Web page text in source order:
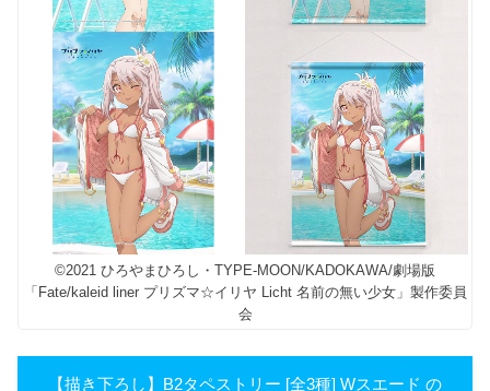
©2021 ひろやまひろし・TYPE-MOON/KADOKAWA/劇場版
「Fate/kaleid liner プリズマ☆イリヤ Licht 名前の無い少女」製作委員
会
【描き下ろし】B2タペストリー [全3種] Wスエード の